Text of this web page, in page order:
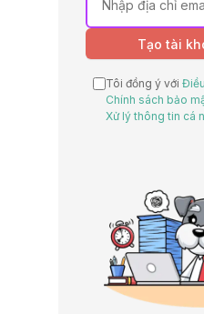
Tạo tài
Tôi đồng ý với
Chính sách bảo
Xử lý thông tin cá